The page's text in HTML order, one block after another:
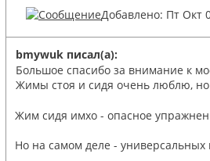
Добавлено: Пт Окт
bmywuk писал(а):
Большое спасибо за внимание к
Жимы стоя и сидя очень люблю, но
Жим сидя имхо - опасное
Но на самом деле -